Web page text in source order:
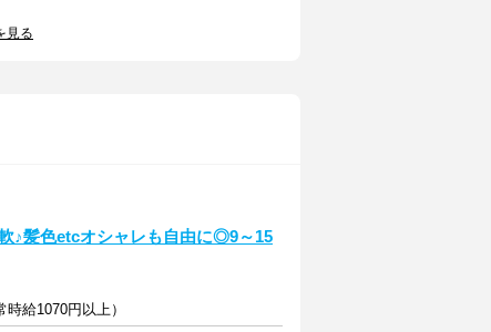
見る
♪髪色etcオシャレも自由に◎9～15
給1070円以上）